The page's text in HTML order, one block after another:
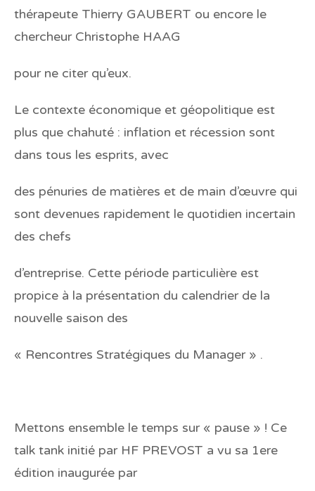
thérapeute Thierry GAUBERT ou encore le
chercheur Christophe HAAG
pour ne citer qu’eux.
Le contexte économique et géopolitique est
plus que chahuté : inflation et récession sont
dans tous les esprits, avec
des pénuries de matières et de main d’œuvre qui
sont devenues rapidement le quotidien incertain
des chefs
d’entreprise. Cette période particulière est
propice à la présentation du calendrier de la
nouvelle saison des
« Rencontres Stratégiques du Manager » .
Mettons ensemble le temps sur « pause » ! Ce
talk tank initié par HF PREVOST a vu sa 1ere
édition inaugurée par